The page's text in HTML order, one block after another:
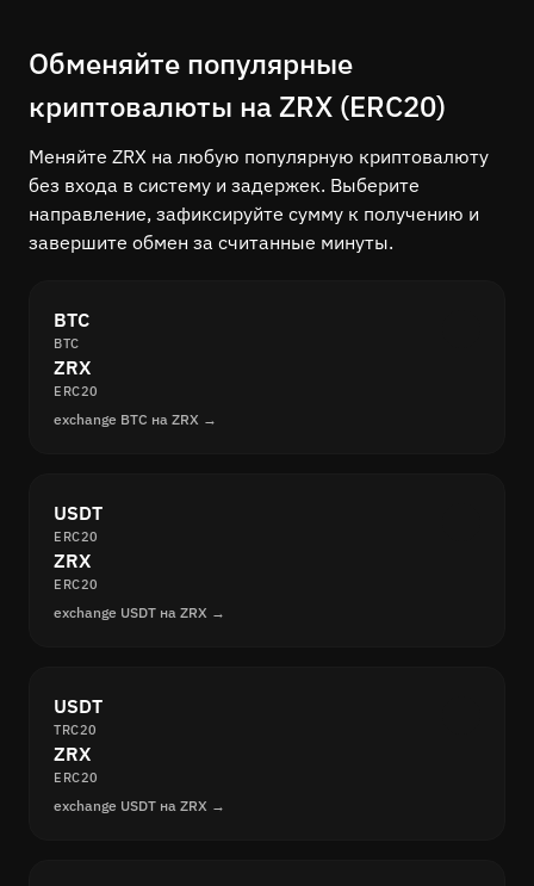
Обменяйте популярные
криптовалюты на ZRX (ERC20)
Меняйте ZRX на любую популярную криптовалюту
без входа в систему и задержек. Выберите
направление, зафиксируйте сумму к получению и
завершите обмен за считанные минуты.
BTC
BTC
ZRX
ERC20
exchange BTC на ZRX →
USDT
ERC20
ZRX
ERC20
exchange USDT на ZRX →
USDT
TRC20
ZRX
ERC20
exchange USDT на ZRX →